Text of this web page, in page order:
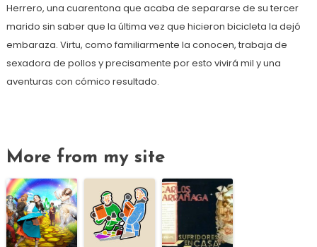
Herrero, una cuarentona que acaba de separarse de su tercer
marido sin saber que la última vez que hicieron bicicleta la dejó
embaraza. Virtu, como familiarmente la conocen, trabaja de
sexadora de pollos y precisamente por esto vivirá mil y una
aventuras con cómico resultado.
More from my site